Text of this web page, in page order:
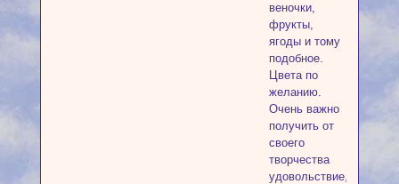
веночки,
фрукты,
ягоды и тому
подобное.
Цвета по
желанию.
Очень важно
получить от
своего
творчества
удовольствие,